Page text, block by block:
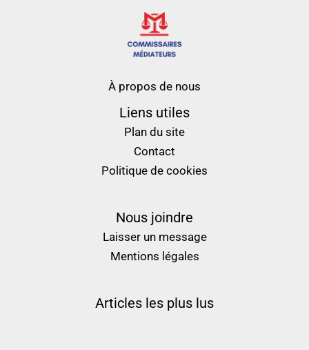
À propos de nous
Liens utiles
Plan du site
Contact
Politique de cookies
Nous joindre
Laisser un message
Mentions légales
Articles les plus lus